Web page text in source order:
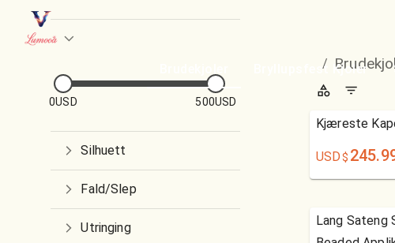
Bryllupsfest Kjoler
0USD 500USD
Silhuett
Fald/Slep
Utringing
/
Kjæreste
USD$
Lang Sateng